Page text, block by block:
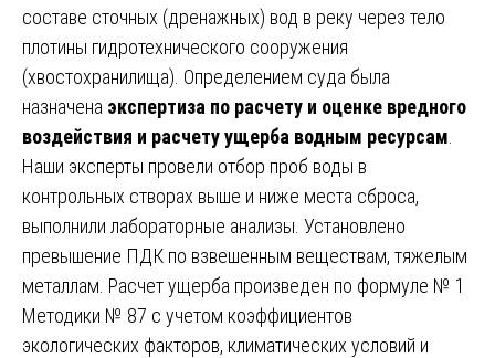
составе сточных (дренажных) вод в реку через тело
плотины гидротехнического сооружения
(хвостохранилища). Определением суда была
назначена экспертиза по расчету и оценке вредного
воздействия и расчету ущерба водным ресурсам
Наши эксперты провели отбор проб воды в
контрольных створах выше и ниже места сброса,
выполнили лабораторные анализы. Установлено
превышение ПДК по взвешенным веществам, тяжелым
металлам. Расчет ущерба произведен по формуле № 1
Методики № 87 с учетом коэффициентов
экологических факторов, климатических условий и